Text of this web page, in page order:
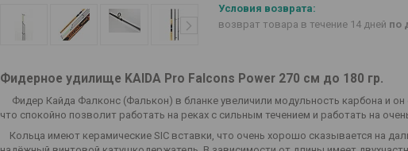
возврат товара в течение 14 дней по
Фидерное удилище KAIDA Pro Falcons Power 270 см до 180 гр.
Фидер Кайда Фалконс (Фалькон) в бланке увеличили модульность карбона и
что спокойно позволит работать на реках с сильным течением и работать на
Кольца имеют керамические SIC вставки, что очень хорошо сказывается на